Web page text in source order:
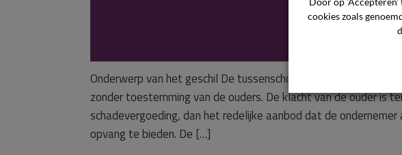
Onderwerp van het geschil De tussenschoolse opvang (TSO)
zonder toestemming van de ouders. De klacht van de ouder is
schadevergoeding, dan het redelijke aanbod dat de
opvang te bieden. De […]
cookies zoals